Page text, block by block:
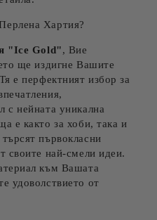
Хартия?
"Ice Gold", Вие
ще издигне Вашите
е перфектният избор за
с нейната уникална
е както за хоби, така и
първокласни
своите най-смели идеи.
към Вашата
удоволствието от